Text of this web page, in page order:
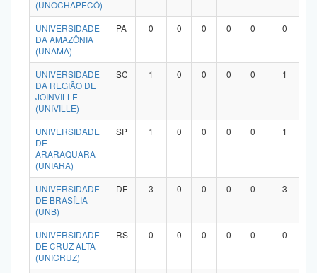
(UNOCHAPECÓ)
UNIVERSIDADE
DA AMAZÔNIA
(UNAMA)
PA 0 0 0 0 0 0
UNIVERSIDADE
DA REGIÃO DE
JOINVILLE
(UNIVILLE)
SC 1 0 0 0 0 1
UNIVERSIDADE
DE
ARARAQUARA
(UNIARA)
SP 1 0 0 0 0 1
UNIVERSIDADE
DE BRASÍLIA
(UNB)
DF 3 0 0 0 0 3
UNIVERSIDADE
DE CRUZ ALTA
(UNICRUZ)
RS 0 0 0 0 0 0